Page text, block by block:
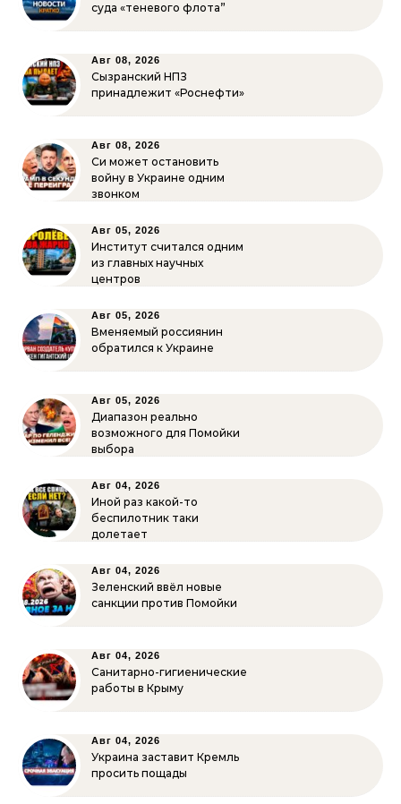
суда «теневого флота”
Авг 08, 2026
Сызранский НПЗ
принадлежит «Роснефти»
Авг 08, 2026
Си может остановить
войну в Украине одним
звонком
Авг 05, 2026
Институт считался одним
из главных научных
центров
Авг 05, 2026
Вменяемый россиянин
обратился к Украине
Авг 05, 2026
Диапазон реально
возможного для Помойки
выбора
Авг 04, 2026
Иной раз какой-то
беспилотник таки
долетает
Авг 04, 2026
Зеленский ввёл новые
санкции против Помойки
Авг 04, 2026
Санитарно-гигиенические
работы в Крыму
Авг 04, 2026
Украина заставит Кремль
просить пощады